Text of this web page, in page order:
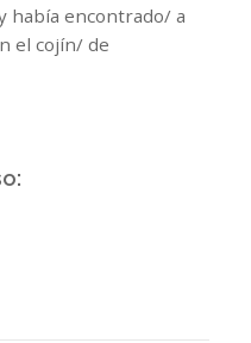
había encontrado/ a
el cojín/ de